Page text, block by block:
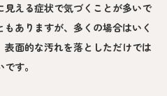
見える症状で気づくことが多いで
ありますが、多くの場合はいく
面的な汚れを落としただけでは
す。